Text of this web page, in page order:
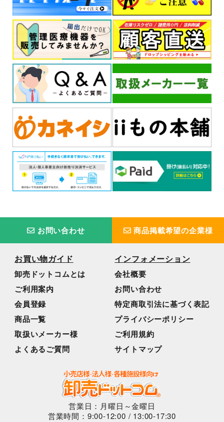
お問い合わせ 商品掲載希望の企業様
お買い物ガイド
卸売ドットコムとは
ご利用案内
会員登録
商品一覧
取扱いメーカー様
よくあるご質問
インフォメーション
会社概要
お問い合わせ
特定商取引法に基づく表記
プライバシーポリシー
ご利用規約
サイトマップ
営業日：月曜日～金曜日
営業時間：9:00-12:00 / 13:00-17:30